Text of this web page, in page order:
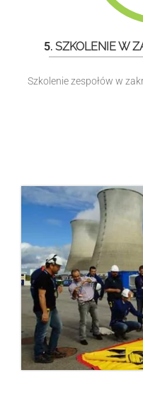
5. SZKOLENIE W
Szkolenie zespołów w